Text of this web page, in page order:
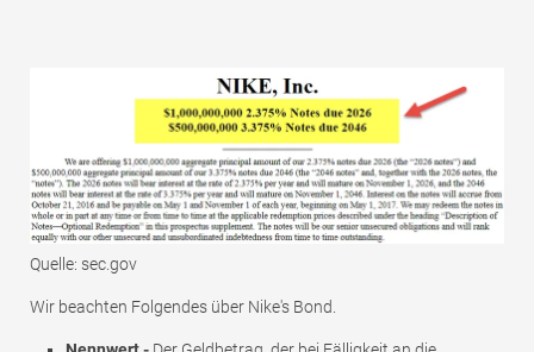
Quelle: sec.gov
Wir beachten Folgendes über Nike's Bond.